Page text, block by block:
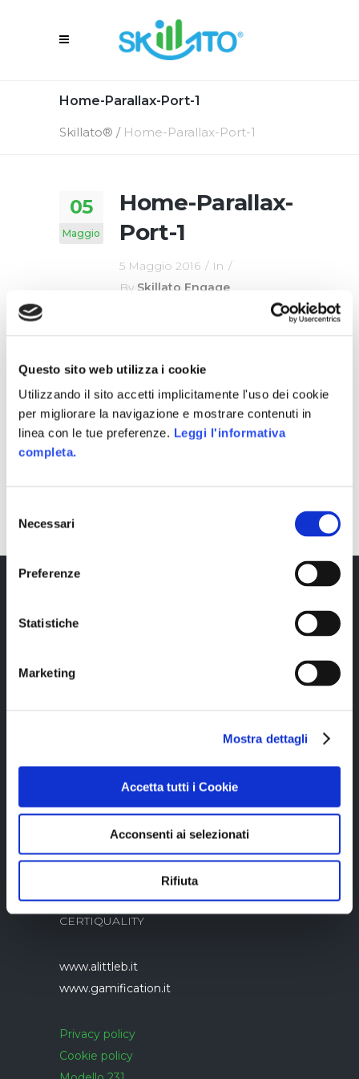
Questo sito web utilizza i cookie
Utilizzando il sito accetti implicitamente l'uso dei cookie
per migliorare la navigazione e mostrare contenuti in
linea con le tue preferenze. Leggi l'informativa
completa.
delNecessari
Preferenze
Statistiche
Marketing
Mostra dettagli
Accetta tutti i Cookie
Acconsenti ai selezionati
Rifiuta
Home-Parallax-Port-1
Skillato® / Home-Parallax-Port-1
05
Maggio
Home-Parallax-
Port-1
5 Maggio 2016
In
By Skillato Engage
Azienda con sistema di gestione qualità
UNI EN ISO 9001:2015 certificato da
CERTIQUALITY
www.alittleb.it
www.gamification.it
Privacy policy
Cookie policy